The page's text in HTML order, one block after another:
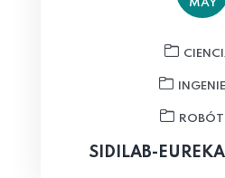
MAY
SIDILAB-